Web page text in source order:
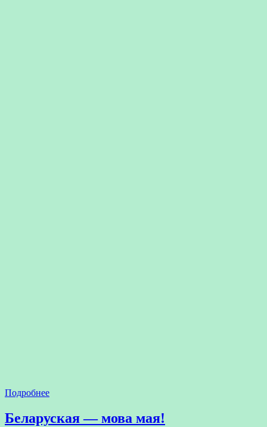
Подробнее
Беларуская — мова мая!